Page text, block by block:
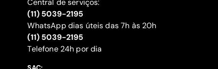
Central de serviços:
(11) 5039-2195
WhatsApp dias úteis das 7h às 20h
(11) 5039-2195
‍Telefone 24h por dia